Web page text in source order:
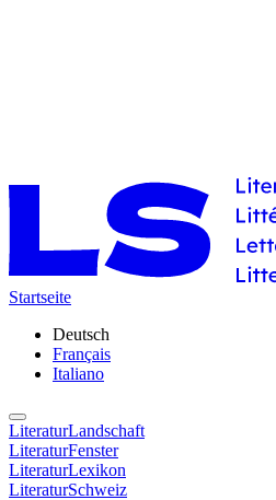
Startseite
Deutsch
Français
Italiano
LiteraturLandschaft
LiteraturFenster
LiteraturLexikon
LiteraturSchweiz